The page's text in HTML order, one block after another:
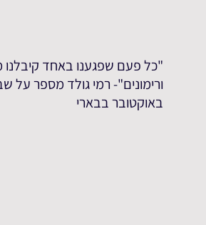
"כל פעם שפגענו באחד
ורימונים"- רמי גולד מספר על
באוקטובר בבארי